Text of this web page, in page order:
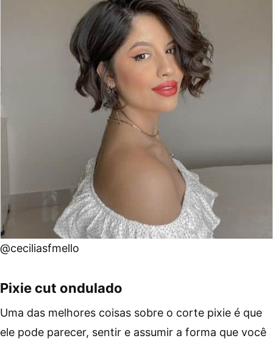
@ceciliasfmello
Pixie cut ondulado
Uma das melhores coisas sobre o corte pixie é que
ele pode parecer, sentir e assumir a forma que você